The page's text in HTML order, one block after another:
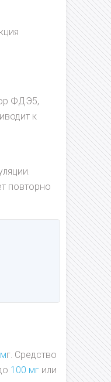
ФДЭ5,
к
повторно
г. Средство
100 мг или